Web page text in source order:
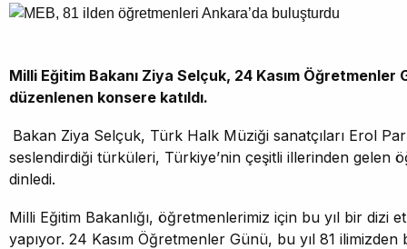
Milli Eğitim Bakanı Ziya Selçuk, 24 Kasım Öğretmenler
düzenlenen konsere katıldı.
Bakan Ziya Selçuk, Türk Halk Müziği sanatçıları Erol
seslendirdiği türküleri, Türkiye’nin çeşitli illerinden gelen
dinledi.
Milli Eğitim Bakanlığı, öğretmenlerimiz için bu yıl bir dizi
yapıyor. 24 Kasım Öğretmenler Günü, bu yıl 81